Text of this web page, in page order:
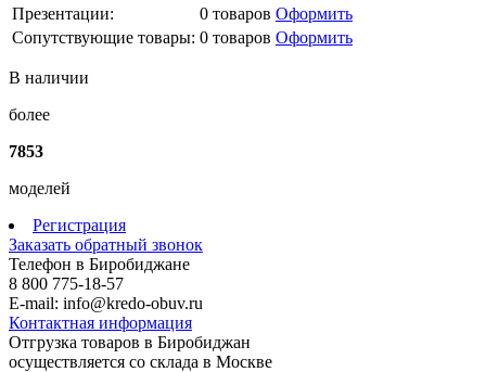
Презентации:
0 товаров Оформить
Сопутствующие товары: 0 товаров Оформить
В наличии
более
7853
моделей
Регистрация
Заказать обратный звонок
Телефон в Биробиджане
8 800 775-18-57
E-mail: info@kredo-obuv.ru
Контактная информация
Отгрузка товаров в Биробиджан
осуществляется со склада в Москве